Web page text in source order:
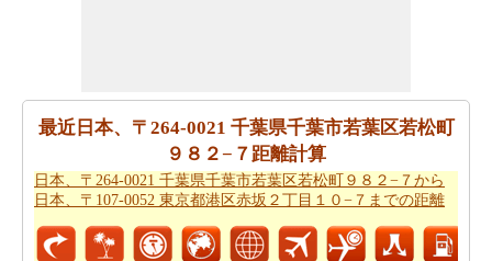
為、あなたは日本、〒264-0021 千葉県千葉市若葉区若松
町９８２−７から日本、〒107-0052 東京都港区赤坂２丁
目１０−７までの移動時間からひつようです。走行距離を
つかってしょよう時間は日本、〒264-0021 千葉県千葉市
若葉区若松町９８２−７から日本、〒107-0052 東京都港
区赤坂２丁目１０−７まで計ります。
最近日本、〒264-0021 千葉県千葉市若葉区若松町
９８２−７距離計算
日本、〒264-0021 千葉県千葉市若葉区若松町９８２−７から
日本、〒107-0052 東京都港区赤坂２丁目１０−７までの距離